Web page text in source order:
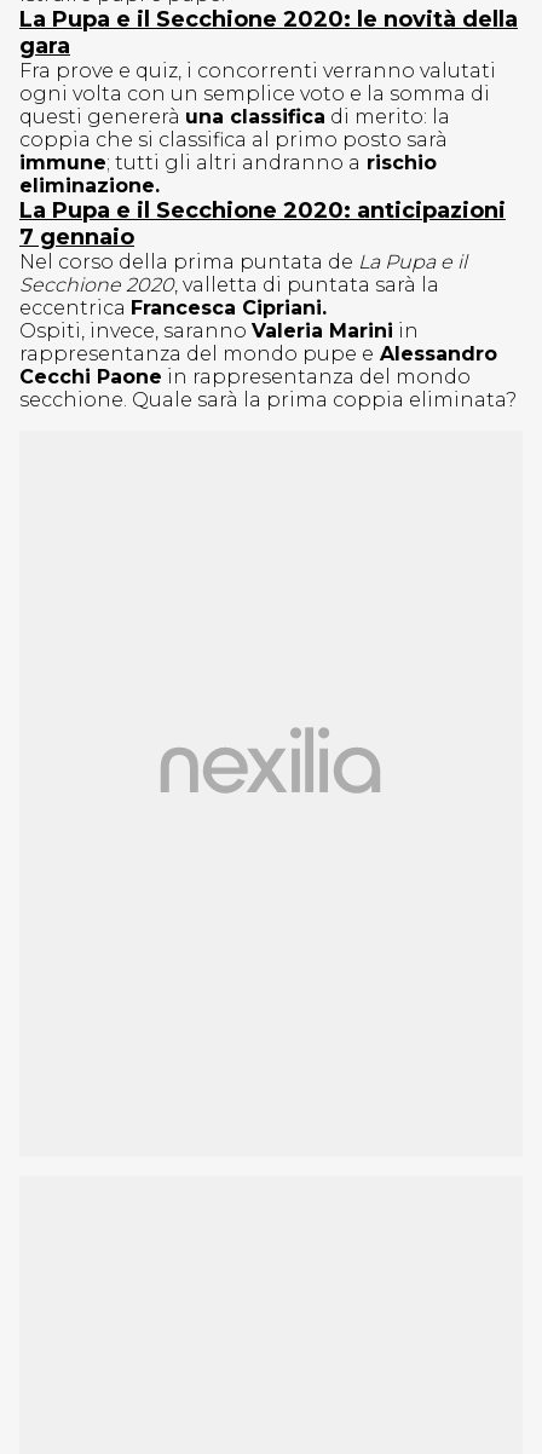
La Pupa e il Secchione 2020: le novità della
gara
Fra prove e quiz, i concorrenti verranno valutati
ogni volta con un semplice voto e la somma di
questi genererà una classifica di merito: la
coppia che si classifica al primo posto sarà
immune; tutti gli altri andranno a rischio
eliminazione.
La Pupa e il Secchione 2020: anticipazioni
7 gennaio
Nel corso della prima puntata de La Pupa e il
Secchione 2020, valletta di puntata sarà la
eccentrica Francesca Cipriani.
Ospiti, invece, saranno Valeria Marini in
rappresentanza del mondo pupe e Alessandro
Cecchi Paone in rappresentanza del mondo
secchione. Quale sarà la prima coppia eliminata?